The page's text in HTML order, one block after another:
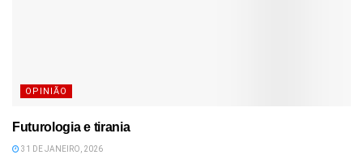
OPINIÃO
Futurologia e tirania
31 DE JANEIRO, 2026